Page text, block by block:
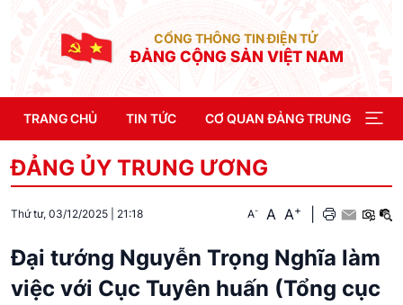
CỔNG THÔNG TIN ĐIỆN TỬ
ĐẢNG CỘNG SẢN VIỆT NAM
TRANG CHỦ TIN TỨC CƠ QUAN ĐẢNG TRUNG ƯƠNG
ĐẢNG ỦY TRUNG ƯƠNG
Thứ tư, 03/12/2025 21:18 A- A A+
Đại tướng Nguyễn Trọng Nghĩa làm
việc với Cục Tuyên huấn (Tổng cục